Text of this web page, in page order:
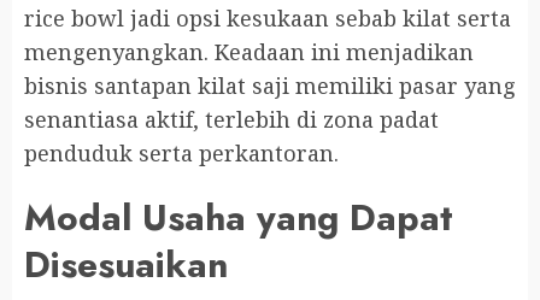
rice bowl jadi opsi kesukaan sebab kilat serta
mengenyangkan. Keadaan ini menjadikan
bisnis santapan kilat saji memiliki pasar yang
senantiasa aktif, terlebih di zona padat
penduduk serta perkantoran.
Modal Usaha yang Dapat
Disesuaikan